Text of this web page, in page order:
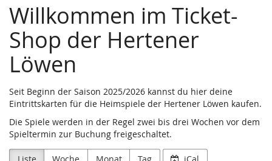
Willkommen im Ticket-
Shop der Hertener
Löwen
Seit Beginn der Saison 2025/2026 kannst du hier deine
Eintrittskarten für die Heimspiele der Hertener Löwen kaufen.
Die Spiele werden in der Regel zwei bis drei Wochen vor dem
Spieltermin zur Buchung freigeschaltet.